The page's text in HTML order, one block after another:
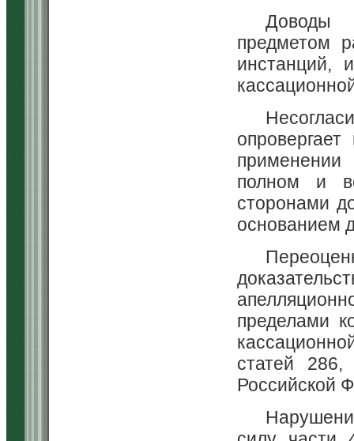
Доводы
предметом
инстанций,
полном и
сторонами
основанием
пределами
статей 286,
Российской